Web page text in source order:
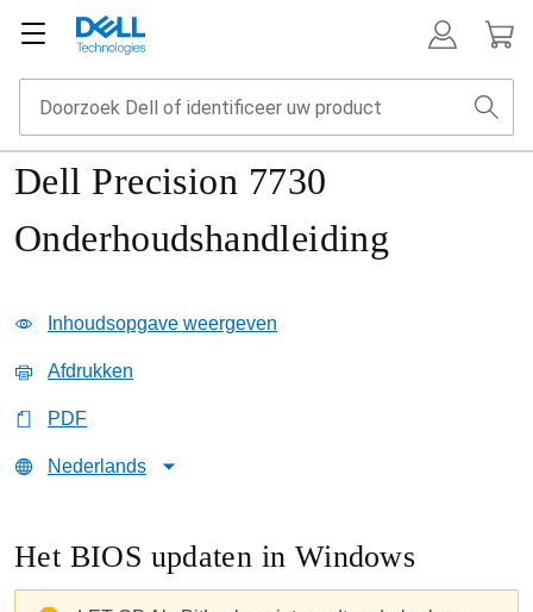
Dell Precision 7730
Onderhoudshandleiding
Inhoudsopgave weergeven
Afdrukken
PDF
Nederlands
Het BIOS updaten in Windows